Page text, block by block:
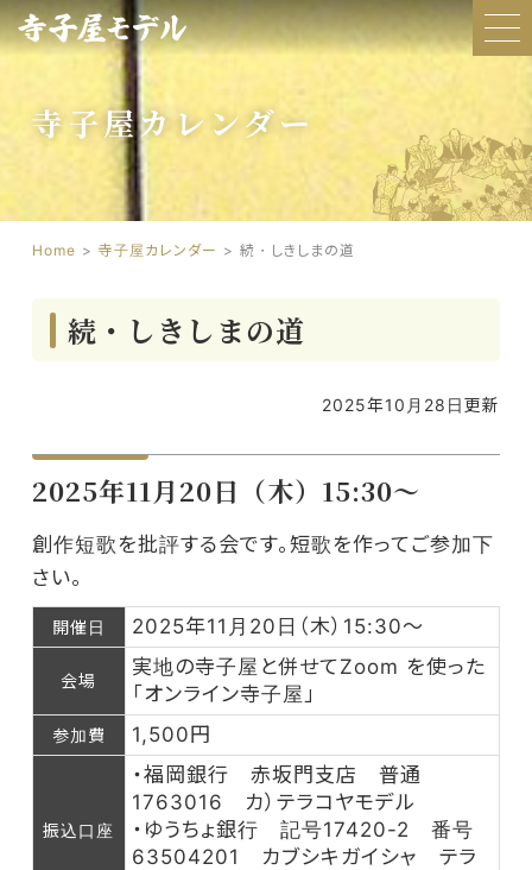
寺子屋カレンダー
Home 寺子屋カレンダー 続・しきしまの道
続・しきしまの道
2025年10月28日更新
2025年11月20日（木）15:30～
創作短歌を批評する会です。短歌を作ってご参加下
さい。
開催日 2025年11月20日（木）15:30～
会場
実地の寺子屋と併せてZoom を使った
「オンライン寺子屋」
参加費 1,500円
振込口座
・福岡銀行 赤坂門支店 普通
1763016 カ）テラコヤモデル
・ゆうちょ銀行 記号17420-2 番号
63504201 カブシキガイシャ テラ